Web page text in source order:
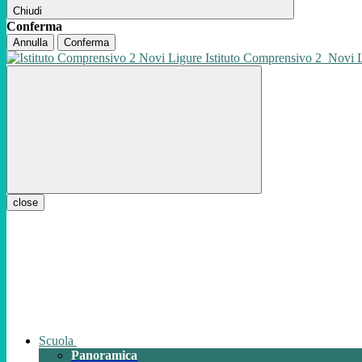
Chiudi
Conferma
Annulla Conferma
Istituto Comprensivo 2 Novi
close
Scuola
Panoramica